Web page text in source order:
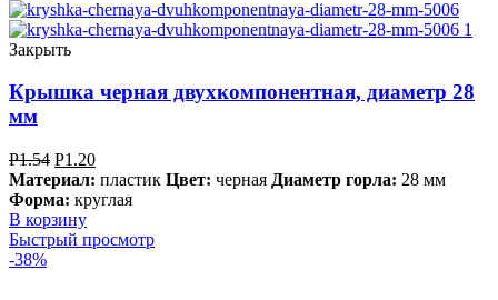
Закрыть
Крышка черная двухкомпонентная, диаметр 28
мм
Р1.54 Р1.20
Материал: пластик Цвет: черная Диаметр горла: 28 мм
Форма: круглая
В корзину
Быстрый просмотр
-38%